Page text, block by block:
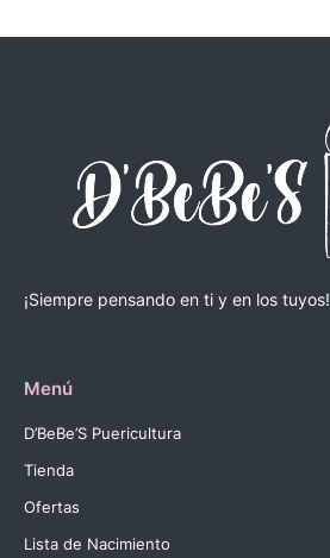
¡Siempre pensando en ti y en los tuyos!
Menú
D’BeBe’S Puericultura
Tienda
Ofertas
Lista de Nacimiento